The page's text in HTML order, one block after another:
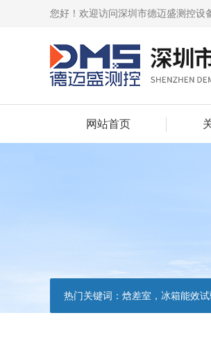
您好！欢迎访问深圳市德迈盛测控设
网站首页
热门关键词： 焓差室，冰箱能效试验室，电风扇风量实验室